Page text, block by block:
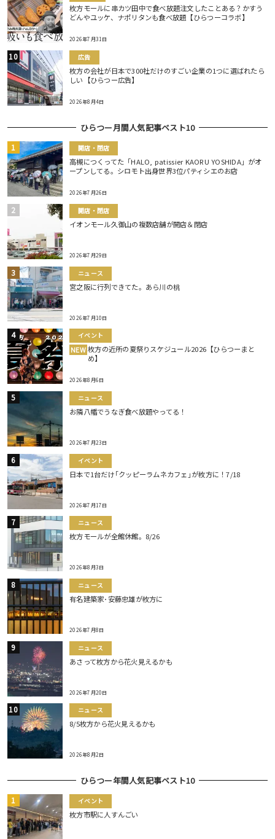
枚方モールに串カツ田中で食べ放題注文したことある？かすう
どんやユッケ、ナポリタンも食べ放題【ひらつーコラボ】
2026年7月31日
広告
枚方の会社が日本で300社だけのすごい企業の1つに選ばれたら
しい【ひらつー広告】
2026年8月4日
ひらつー月間人気記事ベスト10
開店・閉店
高槻につくってた「HALO, patissier KAORU YOSHIDA」がオ
ープンしてる。シロモト出身世界3位パティシエのお店
2026年7月26日
開店・閉店
イオンモール久御山の複数店舗が開店＆閉店
2026年7月29日
ニュース
宮之阪に行列できてた。あら川の桃
2026年7月10日
イベント
NEW 枚方の近所の夏祭りスケジュール2026【ひらつーまと
め】
2026年8月6日
ニュース
お隣八幡でうなぎ食べ放題やってる！
2026年7月23日
イベント
日本で1台だけ｢クッピーラムネカフェ｣が枚方に！7/18
2026年7月17日
ニュース
枚方モールが全館休館。8/26
2026年8月3日
ニュース
有名建築家･安藤忠雄が枚方に
2026年7月8日
ニュース
あさって枚方から花火見えるかも
2026年7月20日
ニュース
8/5枚方から花火見えるかも
2026年8月2日
ひらつー年間人気記事ベスト10
イベント
枚方市駅に人すんごい